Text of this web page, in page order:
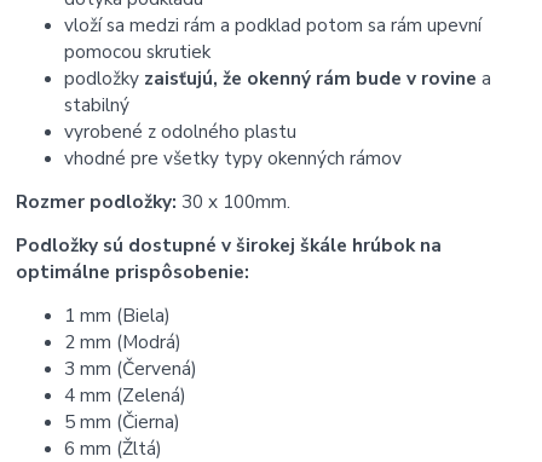
vloží sa medzi rám a podklad potom sa rám upevní
pomocou skrutiek
podložky zaisťujú, že okenný rám bude v rovine a
stabilný
vyrobené z odolného plastu
vhodné pre všetky typy okenných rámov
Rozmer podložky: 30 x 100mm.
Podložky sú dostupné v širokej škále hrúbok na
optimálne prispôsobenie:
1 mm (Biela)
2 mm (Modrá)
3 mm (Červená)
4 mm (Zelená)
5 mm (Čierna)
6 mm (Žltá)